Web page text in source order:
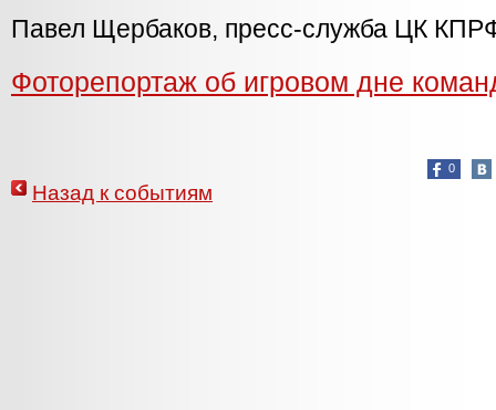
Павел Щербаков, пресс-служба ЦК
Фоторепортаж об игровом дне
0
Назад к событиям